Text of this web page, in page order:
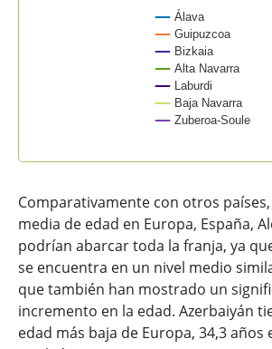
Álava
Guipuzcoa
Bizkaia
Alta Navarra
Laburdi
Baja Navarra
Zuberoa-Soule
Comparativamente con otros
media de edad en Europa, España,
podrían abarcar toda la franja, ya
se encuentra en un nivel medio
que también han mostrado un
incremento en la edad. Azerbaiyán
edad más baja de Europa, 34,3 años